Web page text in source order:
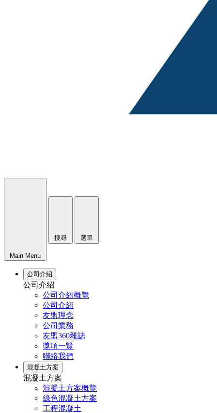
Main Menu
搜尋 選單
公司介紹
公司介紹
公司介紹概覽
公司介紹
友盟理念
公司業務
友盟360雜誌
獎項一覽
聯絡我們
混凝土方案
混凝土方案
混凝土方案概覽
綠色混凝土方案
工程混凝土